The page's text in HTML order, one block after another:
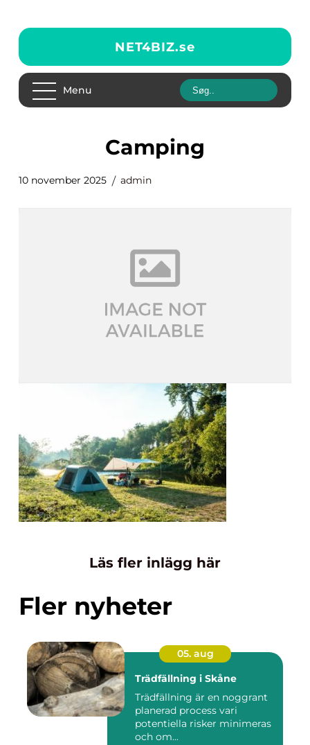
NET4BIZ.se
Menu
Camping
10 november 2025 admin
Läs fler inlägg här
Fler nyheter
05. aug
Trädfällning i Skåne
Trädfällning är en noggrant
planerad process vari
potentiella risker minimeras
och om...